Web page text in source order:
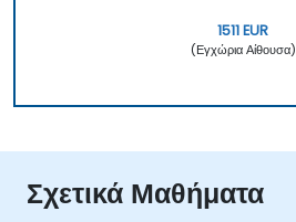
1511 EUR
(Εγχώρια Αίθουσα)
Σχετικά Μαθήματα